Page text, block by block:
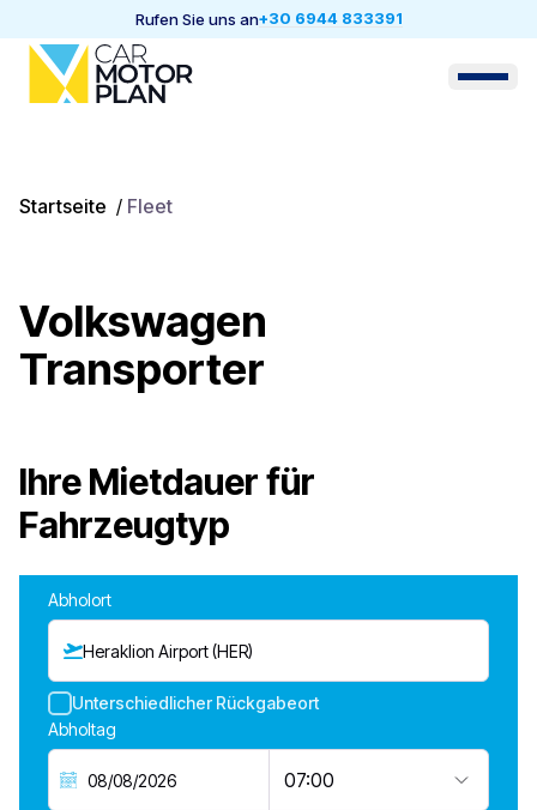
Rufen Sie uns an+30 6944 833391
Startseite / Fleet
Volkswagen
Transporter
Ihre Mietdauer für
Fahrzeugtyp
Abholort
Heraklion Airport (HER)
Unterschiedlicher Rückgabeort
Abholtag
07:00